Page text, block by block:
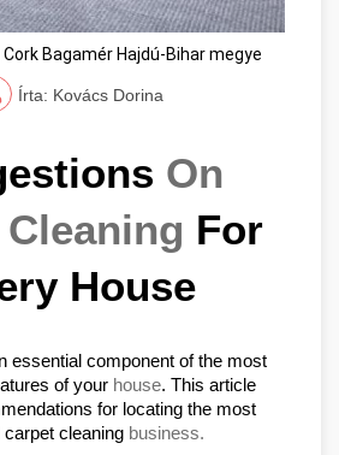
Bagamér Hajdú-Bihar megye
Írta: Kovács Dorina
On
For
House
essential component of the most
of your house. This article
for locating the most
carpet cleaning business.